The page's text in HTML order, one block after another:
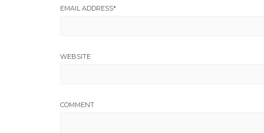
EMAIL ADDRESS*
WEBSITE
COMMENT